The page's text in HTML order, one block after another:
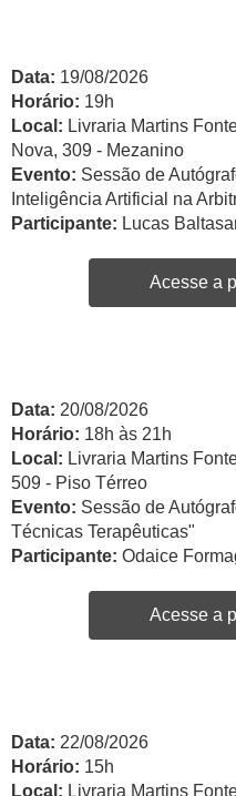
Data: 19/08/2026
Horário: 19h
Local: Livraria Martins
Nova, 309 - Mezanino
Evento: Sessão de
Inteligência Artificial na
Participante: Lucas
Acesse a
Data: 20/08/2026
Horário: 18h às 21h
Local: Livraria Martins
509 - Piso Térreo
Evento: Sessão de
Técnicas Terapêuticas"
Participante: Odaice
Acesse a
Data: 22/08/2026
Horário: 15h
Local: Livraria Martins